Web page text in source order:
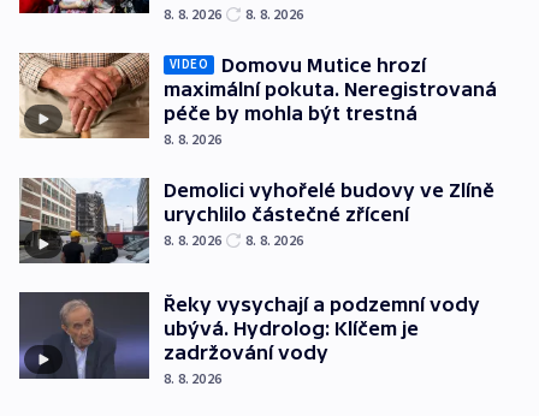
8. 8. 2026 8. 8. 2026
VIDEO
Domovu Mutice hrozí
maximální pokuta. Neregistrovaná
péče by mohla být trestná
8. 8. 2026
Demolici vyhořelé budovy ve Zlíně
urychlilo částečné zřícení
8. 8. 2026 8. 8. 2026
Řeky vysychají a podzemní vody
ubývá. Hydrolog: Klíčem je
zadržování vody
8. 8. 2026